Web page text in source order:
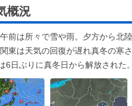
概況
前は所々で雪や雨。夕方から北
東は天気の回復が遅れ真冬の寒
日ぶりに真冬日から解放された。